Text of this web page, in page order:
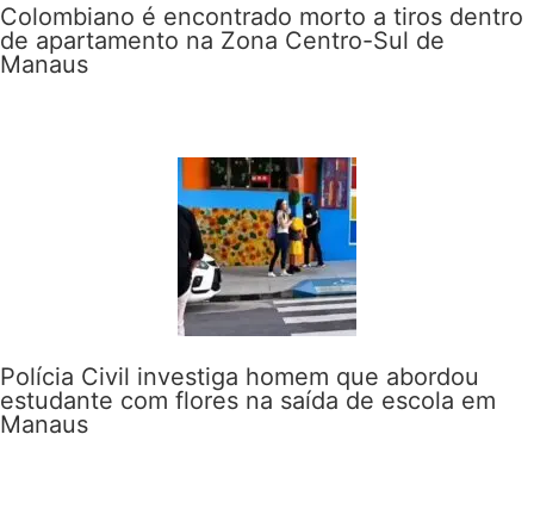
Colombiano é encontrado morto a tiros dentro
de apartamento na Zona Centro-Sul de
Manaus
Polícia Civil investiga homem que abordou
estudante com flores na saída de escola em
Manaus